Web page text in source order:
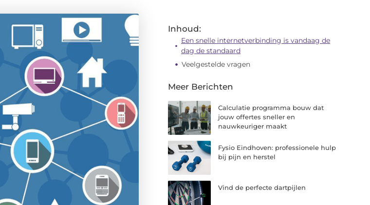
Inhoud:
Een snelle internetverbinding is vandaag de
dag de standaard
Veelgestelde vragen
Meer Berichten
Calculatie programma bouw dat
jouw offertes sneller en
nauwkeuriger maakt
Fysio Eindhoven: professionele hulp
bij pijn en herstel
Vind de perfecte dartpijlen